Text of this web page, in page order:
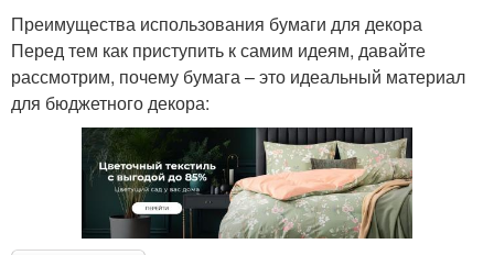
Преимущества использования бумаги для декора
Перед тем как приступить к самим идеям, давайте
рассмотрим, почему бумага – это идеальный материал
для бюджетного декора: